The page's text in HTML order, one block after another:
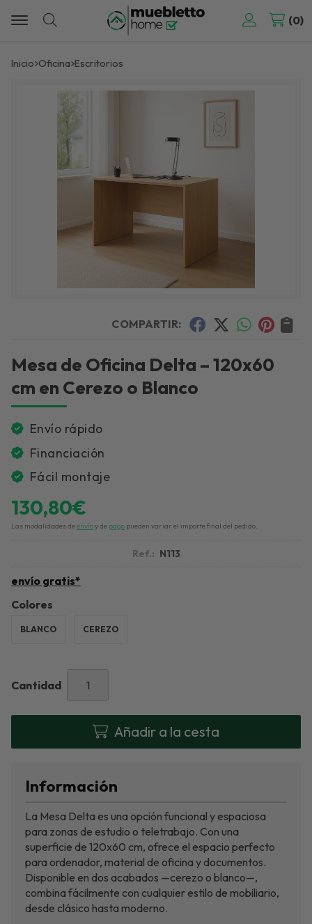
Buscar
0
Inicio oficina escritorios
COMPARTIR:
Mesa de Oficina Delta – 120x60
cm en Cerezo o Blanco
Envío rápido
Financiación
Fácil montaje
130,80€
Las modalidades deenvíoy de pago pueden variar el importe final del pedido.
Ref.: N113
envío gratis*
Colores
BLANCO CEREZO
Cantidad
Añadir a la cesta
Información
La Mesa Delta es una opción funcional y espaciosa
para zonas de estudio o teletrabajo. Con una
superficie de 120x60 cm, ofrece el espacio perfecto
para ordenador, material de oficina y documentos.
Disponible en dos acabados —cerezo o blanco—,
combina fácilmente con cualquier estilo de mobiliario,
desde clásico hasta moderno.